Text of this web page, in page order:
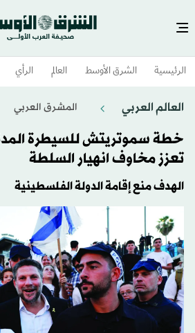
الرئيسية الشرق الأوسط​ العالم الرأي
العالم العربي المشرق العربي
خطة سموتريتش للسيطرة
تعزز مخاوف انهيار السلطة
الهدف منع إقامة الدولة الفلسطينية